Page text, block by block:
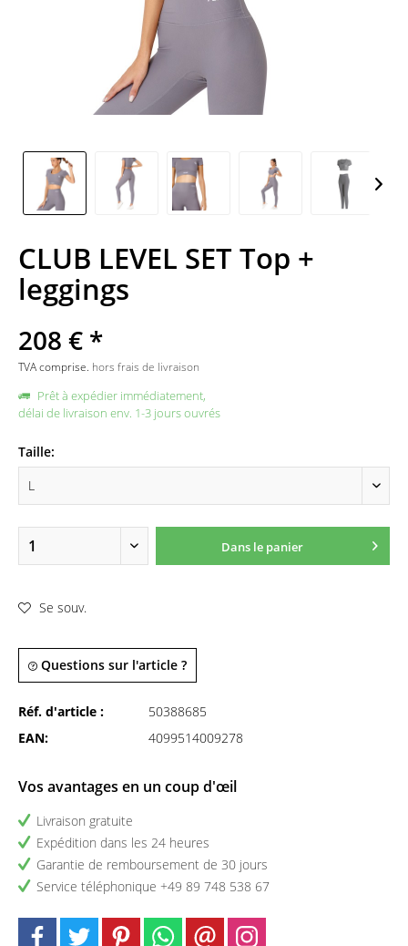
CLUB LEVEL SET Top +
leggings
208 € *
TVA comprise. hors frais de livraison
Prêt à expédier immédiatement,
délai de livraison env. 1-3 jours ouvrés
Taille:
Dans le panier
Se souv.
Questions sur l'article ?
Réf. d'article :
50388685
EAN:
4099514009278
Vos avantages en un coup d'œil
Livraison gratuite
Expédition dans les 24 heures
Garantie de remboursement de 30 jours
Service téléphonique +49 89 748 538 67